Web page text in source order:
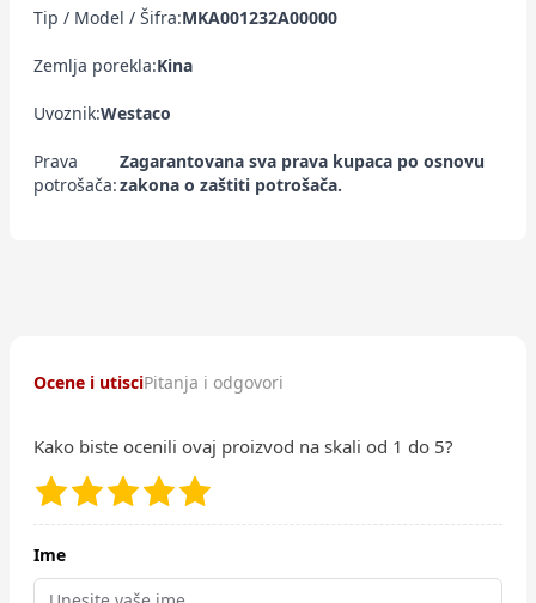
Tip / Model / Šifra:MKA001232A00000
Zemlja porekla:Kina
Uvoznik:Westaco
Prava
potrošača:
Zagarantovana sva prava kupaca po osnovu
zakona o zaštiti potrošača.
Ocene i utisciPitanja i odgovori
Kako biste ocenili ovaj proizvod na skali od 1 do 5?
Ime